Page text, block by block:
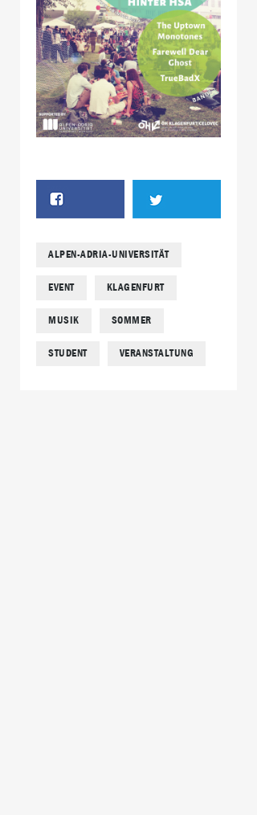
ALPEN-ADRIA-UNIVERSITÄT
EVENT KLAGENFURT
MUSIK SOMMER
STUDENT VERANSTALTUNG